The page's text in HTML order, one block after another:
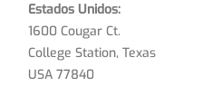
Estados Unidos:
1600 Cougar Ct.
College Station, Texas
USA 77840